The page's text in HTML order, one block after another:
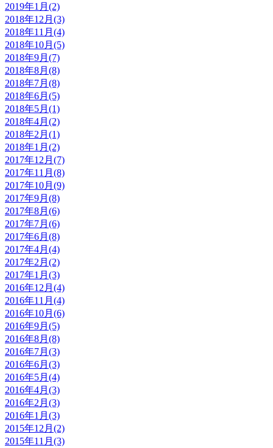
2019年1月(2)
2018年12月(3)
2018年11月(4)
2018年10月(5)
2018年9月(7)
2018年8月(8)
2018年7月(8)
2018年6月(5)
2018年5月(1)
2018年4月(2)
2018年2月(1)
2018年1月(2)
2017年12月(7)
2017年11月(8)
2017年10月(9)
2017年9月(8)
2017年8月(6)
2017年7月(6)
2017年6月(8)
2017年4月(4)
2017年2月(2)
2017年1月(3)
2016年12月(4)
2016年11月(4)
2016年10月(6)
2016年9月(5)
2016年8月(8)
2016年7月(3)
2016年6月(3)
2016年5月(4)
2016年4月(3)
2016年2月(3)
2016年1月(3)
2015年12月(2)
2015年11月(3)